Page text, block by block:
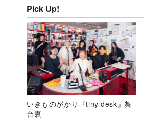
Pick Up!
いきものがかり『tiny desk』舞
台裏